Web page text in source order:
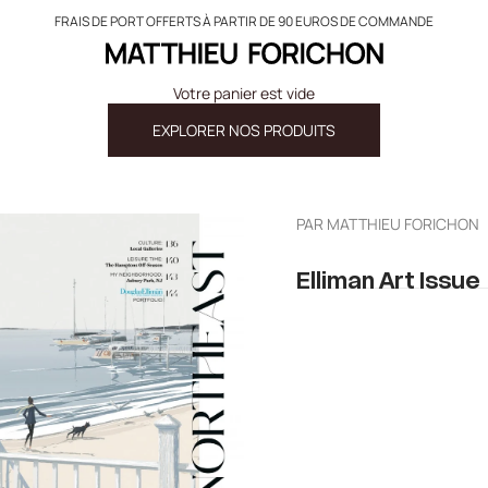
FRAIS DE PORT OFFERTS À PARTIR DE 90 EUROS DE COMMANDE
Matthieu Forichon
Votre panier est vide
EXPLORER NOS PRODUITS
PAR MATTHIEU FORICHON
Elliman Art Issue